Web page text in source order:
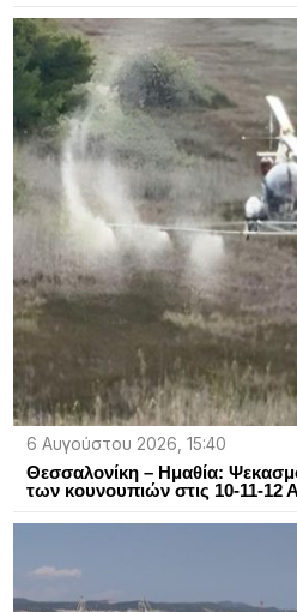
6 Αυγούστου 2026, 15:40
Θεσσαλονίκη – Ημαθία:
των κουνουπιών στις 10-11-12